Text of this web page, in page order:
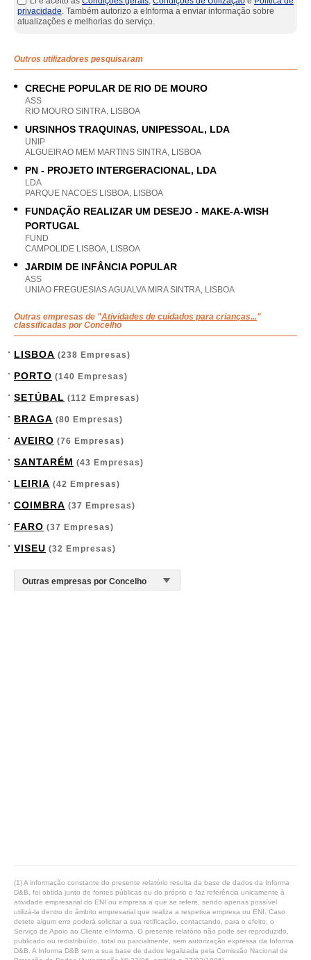
privacidade. Também autorizo a eInforma a enviar informação sobre
atualizações e melhorias do serviço.
Outros utilizadores pesquisaram
CRECHE POPULAR DE RIO DE MOURO
ASS
RIO MOURO SINTRA, LISBOA
URSINHOS TRAQUINAS, UNIPESSOAL, LDA
UNIP
ALGUEIRAO MEM MARTINS SINTRA, LISBOA
PN - PROJETO INTERGERACIONAL, LDA
LDA
PARQUE NACOES LISBOA, LISBOA
FUNDAÇÃO REALIZAR UM DESEJO - MAKE-A-WISH
PORTUGAL
FUND
CAMPOLIDE LISBOA, LISBOA
JARDIM DE INFÂNCIA POPULAR
ASS
UNIAO FREGUESIAS AGUALVA MIRA SINTRA, LISBOA
Outras empresas de "Atividades de cuidados para crianças..."
classificadas por Concelho
LISBOA (238 Empresas)
PORTO (140 Empresas)
SETÚBAL (112 Empresas)
BRAGA (80 Empresas)
AVEIRO (76 Empresas)
SANTARÉM (43 Empresas)
LEIRIA (42 Empresas)
COIMBRA (37 Empresas)
FARO (37 Empresas)
VISEU (32 Empresas)
(1) A informação constante do presente relatório resulta da base de dados da Informa
D&B, foi obtida junto de fontes públicas ou do próprio e faz referência unicamente à
atividade empresarial do ENI ou empresa a que se refere, sendo apenas possível
utilizá-la dentro do âmbito empresarial que realiza a respetiva empresa ou ENI. Caso
detete algum erro poderá solicitar a sua retificação, contactando, para o efeito, o
Serviço de Apoio ao Cliente eInforma. O presente relatório não pode ser reproduzido,
publicado ou redistribuído, total ou parcialmente, sem autorização expressa da Informa
D&B. A Informa D&B tem a sua base de dados legalizada pela Comissão Nacional de